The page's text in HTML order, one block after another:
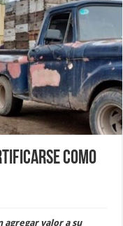
como
agregar valor a su